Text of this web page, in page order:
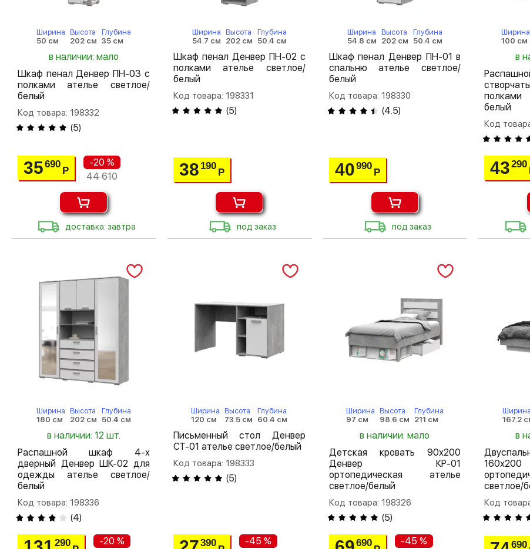
Ширина
50 см
Высота
202 см
Глубина
35 см
в наличии: мало
Шкаф пенал Денвер ПН-03 с
полками ателье светлое/
белый
Код товара: 198332
(5)
35690
Р
-20 %
44 610
доставка: завтра
Ширина
54.7 см
Высота
202 см
Глубина
50.4 см
Шкаф пенал Денвер ПН-02 с
полками ателье светлое/
белый
Код товара: 198331
(5)
38 190
Р
под заказ
Ширина
54.8 см
Высота
202 см
Глубина
50.4 см
Шкаф пенал Денвер ПН-01 в
спальню ателье светлое/
белый
Код товара: 198330
(4.5)
40990
Р
под заказ
Ширина
100 см
в
белый
Код
43290
Ширина
180 см
Высота
202 см
Глубина
50.4 см
в наличии: 12 шт.
Распашной шкаф 4-х
дверный Денвер ШК-02 для
одежды ателье светлое/
белый
Код товара: 198336
(4)
290
-20 %
Ширина
120 см
Высота
73.5 см
Глубина
60.4 см
Письменный стол Денвер
СТ-01 ателье светлое/белый
Код товара: 198333
(5)
390
-45 %
Ширина
97 см
Высота
98.6 см
Глубина
211 см
в наличии: мало
Детская кровать 90х200
Денвер КР-01
ортопедическая ателье
светлое/белый
Код товара: 198326
(5)
690
-45 %
Ширина
167.2
в
светлое/
Код
690